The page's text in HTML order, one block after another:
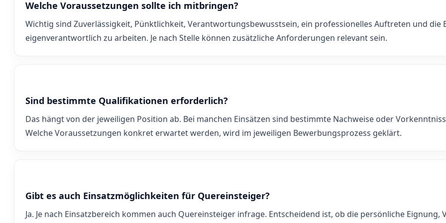
Welche Voraussetzungen sollte ich mitbringen?
Wichtig sind Zuverlässigkeit, Pünktlichkeit, Verantwortungsbewusstsein, ein professionelles Auftreten und die
eigenverantwortlich zu arbeiten. Je nach Stelle können zusätzliche Anforderungen relevant sein.
Sind bestimmte Qualifikationen erforderlich?
Das hängt von der jeweiligen Position ab. Bei manchen Einsätzen sind bestimmte Nachweise oder
Welche Voraussetzungen konkret erwartet werden, wird im jeweiligen Bewerbungsprozess geklärt.
Gibt es auch Einsatzmöglichkeiten für Quereinsteiger?
Ja. Je nach Einsatzbereich kommen auch Quereinsteiger infrage. Entscheidend ist, ob die persönliche Eignung,